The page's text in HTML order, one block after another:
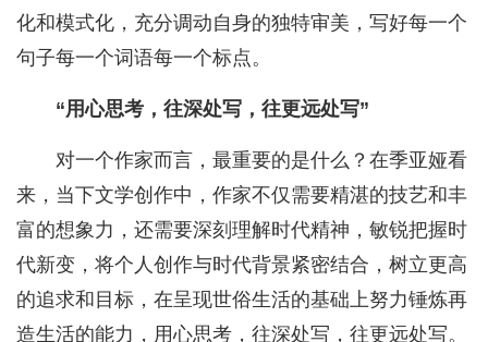
化和模式化，充分调动自身的独特审美，写好每一个
句子每一个词语每一个标点。
“用心思考，往深处写，往更远处写”
对一个作家而言，最重要的是什么？在季亚娅看
来，当下文学创作中，作家不仅需要精湛的技艺和丰
富的想象力，还需要深刻理解时代精神，敏锐把握时
代新变，将个人创作与时代背景紧密结合，树立更高
的追求和目标，在呈现世俗生活的基础上努力锤炼再
造生活的能力，用心思考，往深处写，往更远处写。